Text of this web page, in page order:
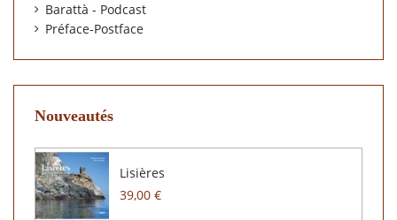
Barattà - Podcast
Préface-Postface
Nouveautés
Lisières
39,00 €